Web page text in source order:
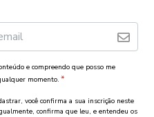
e compreendo que posso me
momento. *
você confirma a sua inscrição neste
confirma que leu, e entendeu os